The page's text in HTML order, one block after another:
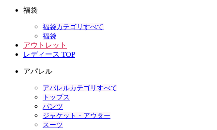
福袋
福袋カテゴリすべて
福袋
アウトレット
レディース TOP
アパレル
アパレルカテゴリすべて
トップス
パンツ
ジャケット・アウター
スーツ